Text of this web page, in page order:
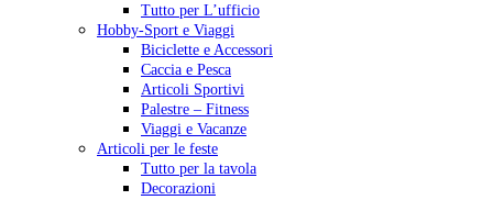
Tutto per L’ufficio
Hobby-Sport e Viaggi
Biciclette e Accessori
Caccia e Pesca
Articoli Sportivi
Palestre – Fitness
Viaggi e Vacanze
Articoli per le feste
Tutto per la tavola
Decorazioni